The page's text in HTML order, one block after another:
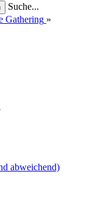
Suche...
Gathering »
abweichend)